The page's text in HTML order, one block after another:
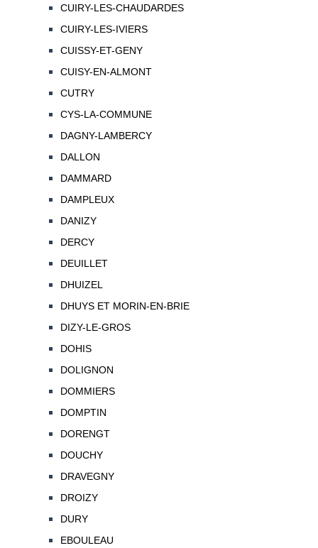
CUIRY-LES-CHAUDARDES
CUIRY-LES-IVIERS
CUISSY-ET-GENY
CUISY-EN-ALMONT
CUTRY
CYS-LA-COMMUNE
DAGNY-LAMBERCY
DALLON
DAMMARD
DAMPLEUX
DANIZY
DERCY
DEUILLET
DHUIZEL
DHUYS ET MORIN-EN-BRIE
DIZY-LE-GROS
DOHIS
DOLIGNON
DOMMIERS
DOMPTIN
DORENGT
DOUCHY
DRAVEGNY
DROIZY
DURY
EBOULEAU